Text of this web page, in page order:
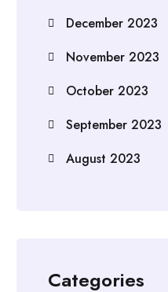
December 2023
November 2023
October 2023
September 2023
August 2023
Categories